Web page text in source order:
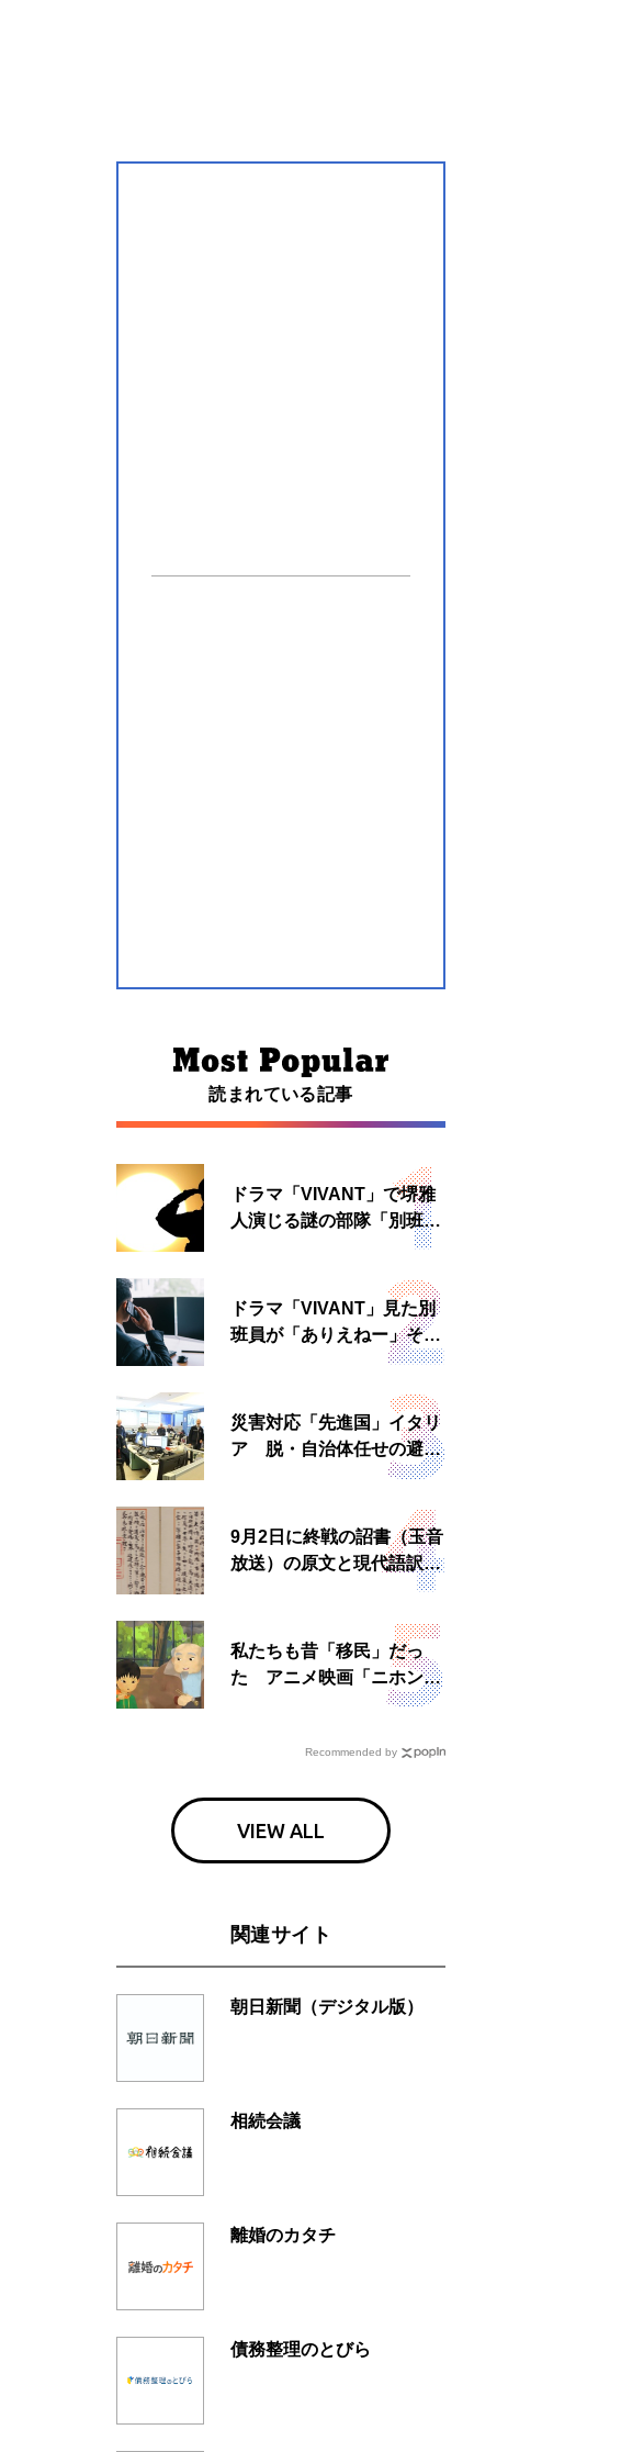
読まれている記事
ドラマ「VIVANT」で堺雅
人演じる謎の部隊「別班」
は実在する？内情知る人物
ドラマ「VIVANT」見た別
班員が「ありえねー」その
理由とは 非公然組織ゆえ
災害対応「先進国」イタリ
ア 脱・自治体任せの避難
所運営、被災者への温かい
9月2日に終戦の詔書（玉音
放送）の原文と現代語訳を
読む もう一つの「終戦の
私たちも昔「移民」だっ
た アニメ映画「ニホンジ
Recommended by
VIEW ALL
関連サイト
朝日新聞（デジタル版）
相続会議
離婚のカタチ
債務整理のとびら